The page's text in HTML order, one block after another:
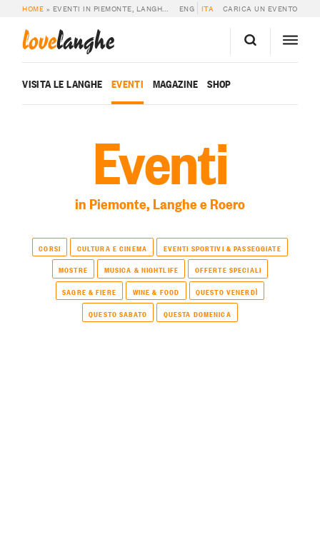
HOME » EVENTI IN PIEMONTE, LANGHE E ROERO ENG ITA CARICA UN EVENTO
lovelanghe
VISITA LE LANGHE EVENTI MAGAZINE SHOP
Eventi
in Piemonte, Langhe e Roero
CORSI CULTURA E CINEMA
EVENTI SPORTIVI & PASSEGGIATE
MOSTRE
MUSICA & NIGHTLIFE
OFFERTE SPECIALI
SAGRE & FIERE
WINE & FOOD
QUESTO VENERDÌ
QUESTO SABATO
QUESTA DOMENICA